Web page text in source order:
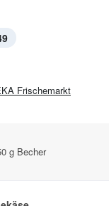
Frischemarkt
g Becher